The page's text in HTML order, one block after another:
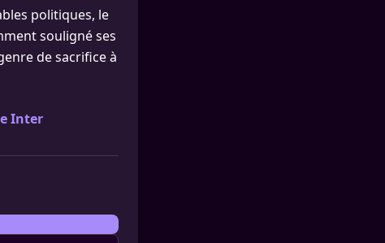
politiques, le
souligné ses
de sacrifice à
Inter